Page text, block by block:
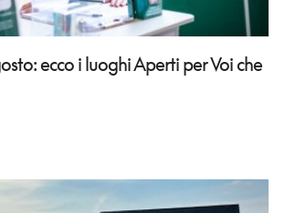
ecco i luoghi Aperti per Voi che